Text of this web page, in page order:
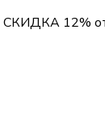
СКИДКА 12%